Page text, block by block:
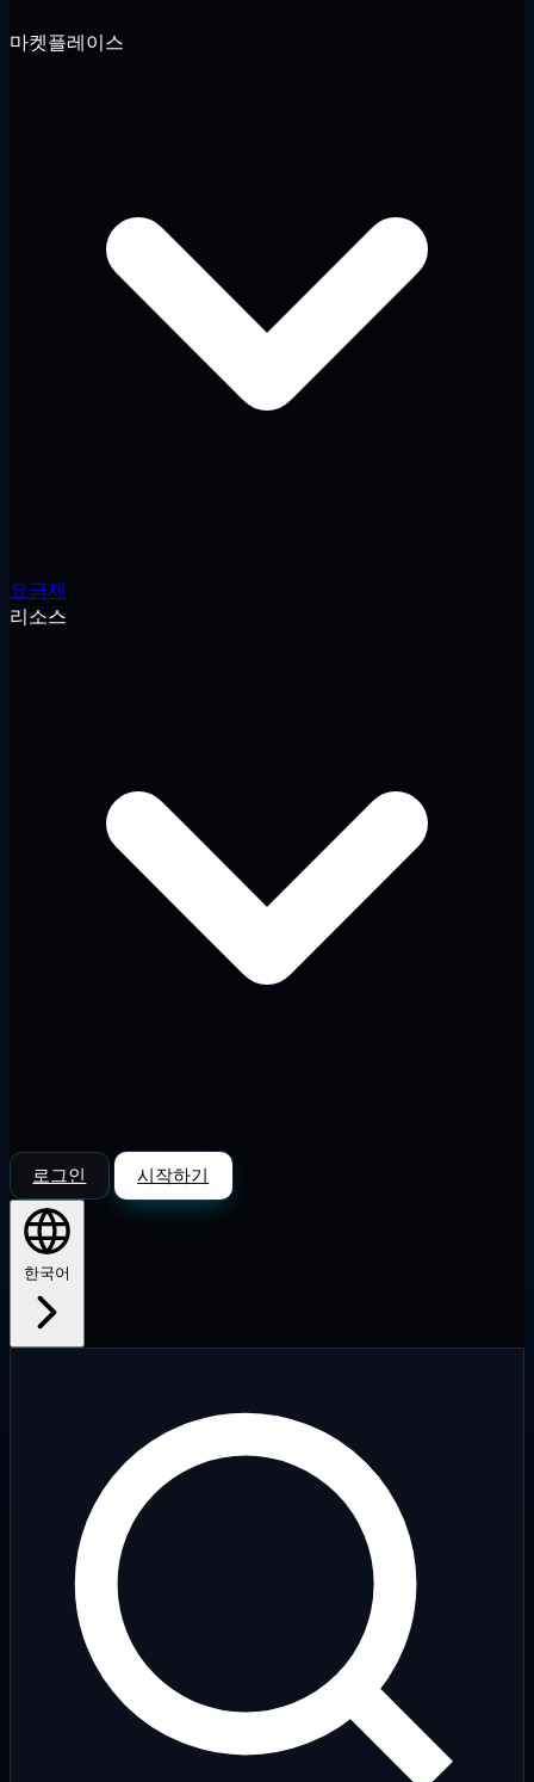
마켓플레이스
요금제
리소스
로그인 시작하기
한국어